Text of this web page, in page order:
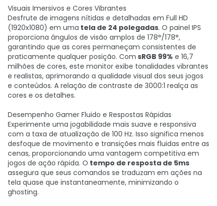
Visuais Imersivos e Cores Vibrantes
Desfrute de imagens nítidas e detalhadas em Full HD
(1920x1080) em uma tela de 24 polegadas. O painel IPS
proporciona ângulos de visão amplos de 178°/178°,
garantindo que as cores permaneçam consistentes de
praticamente qualquer posição. Com sRGB 99% e 16,7
milhões de cores, este monitor exibe tonalidades vibrantes
e realistas, aprimorando a qualidade visual dos seus jogos
e conteúdos. A relação de contraste de 3000:1 realça as
cores e os detalhes.
Desempenho Gamer Fluido e Respostas Rápidas
Experimente uma jogabilidade mais suave e responsiva
com a taxa de atualização de 100 Hz. Isso significa menos
desfoque de movimento e transições mais fluidas entre as
cenas, proporcionando uma vantagem competitiva em
jogos de ação rápida. O tempo de resposta de 5ms
assegura que seus comandos se traduzam em ações na
tela quase que instantaneamente, minimizando o
ghosting.